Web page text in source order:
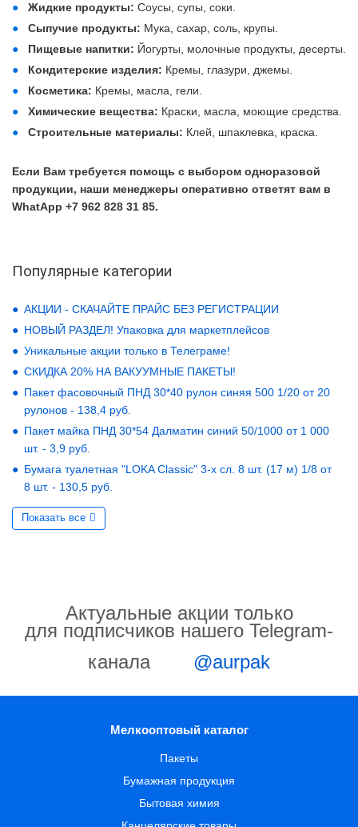
Жидкие продукты: Соусы, супы, соки.
Сыпучие продукты: Мука, сахар, соль, крупы.
Пищевые напитки: Йогурты, молочные продукты, десерты.
Кондитерские изделия: Кремы, глазури, джемы.
Косметика: Кремы, масла, гели.
Химические вещества: Краски, масла, моющие средства.
Строительные материалы: Клей, шпаклевка, краска.
Если Вам требуется помощь с выбором одноразовой
продукции, наши менеджеры оперативно ответят вам в
WhatApp +7 962 828 31 85.
Популярные категории
АКЦИИ - СКАЧАЙТЕ ПРАЙС БЕЗ РЕГИСТРАЦИИ
НОВЫЙ РАЗДЕЛ! Упаковка для маркетплейсов
Уникальные акции только в Телеграме!
СКИДКА 20% НА ВАКУУМНЫЕ ПАКЕТЫ!
Пакет фасовочный ПНД 30*40 рулон синяя 500 1/20 от 20
рулонов - 138,4 руб.
Пакет майка ПНД 30*54 Далматин синий 50/1000 от 1 000
шт. - 3,9 руб.
Бумага туалетная "LOKA Classic" 3-х сл. 8 шт. (17 м) 1/8 от
8 шт. - 130,5 руб.
Показать все
Актуальные акции только
для подписчиков нашего Telegram-
канала
@aurpak
Мелкооптовый каталог
Пакеты
Бумажная продукция
Бытовая химия